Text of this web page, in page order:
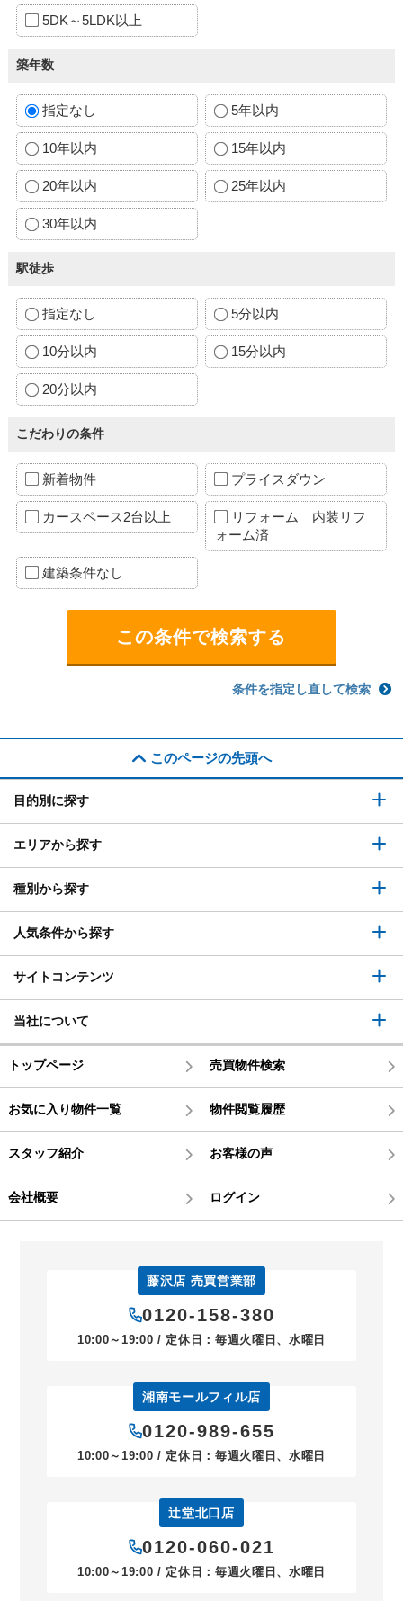
5DK～5LDK以上
築年数
指定なし 5年以内
10年以内 15年以内
20年以内 25年以内
30年以内
駅徒歩
指定なし 5分以内
10分以内 15分以内
20分以内
こだわりの条件
新着物件 プライスダウン
カースペース2台以上
リフォーム 内装リフ
ォーム済
建築条件なし
条件を指定し直して検索
このページの先頭へ
目的別に探す
エリアから探す
種別から探す
人気条件から探す
サイトコンテンツ
当社について
トップページ 売買物件検索
お気に入り物件一覧 物件閲覧履歴
スタッフ紹介 お客様の声
会社概要 ログイン
藤沢店 売買営業部
0120-158-380
10:00～19:00 / 定休日：毎週火曜日、水曜日
湘南モールフィル店
0120-989-655
10:00～19:00 / 定休日：毎週火曜日、水曜日
辻堂北口店
0120-060-021
10:00～19:00 / 定休日：毎週火曜日、水曜日